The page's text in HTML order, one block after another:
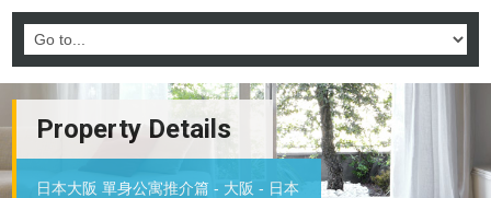
Property Details
日本大阪 單身公寓推介篇 - 大阪 - 日本